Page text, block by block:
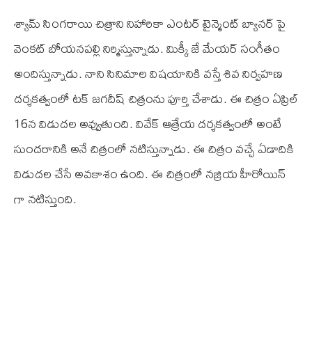
శ్యామ్ సింగరాయి చిత్రాని నిహారికా ఎంటర్ టైన్మెంట్ బ్యానర్ పై
వెంకట్ బోయనపల్లి నిర్మిస్తున్నాడు. మిక్కీ జే మేయర్ సంగీతం
అందిస్తున్నాడు. నాని సినిమాల విషయానికి వస్తే శివ నిర్వహణ
దర్శకత్వంలో టక్ జగదీష్ చిత్రంను పూర్తి చేశాడు. ఈ చిత్రం ఏప్రిల్
16న విడుదల అవ్వుతుంది. వివేక్ ఆత్రేయ దర్శకత్వంలో అంటే
సుందరానికి అనే చిత్రంలో నటిస్తున్నాడు. ఈ చిత్రం వచ్చే ఏడాదికి
విడుదల చేసే అవకాశం ఉంది. ఈ చిత్రంలో నజ్రియ హీరోయిన్
గా నటిస్తుంది.